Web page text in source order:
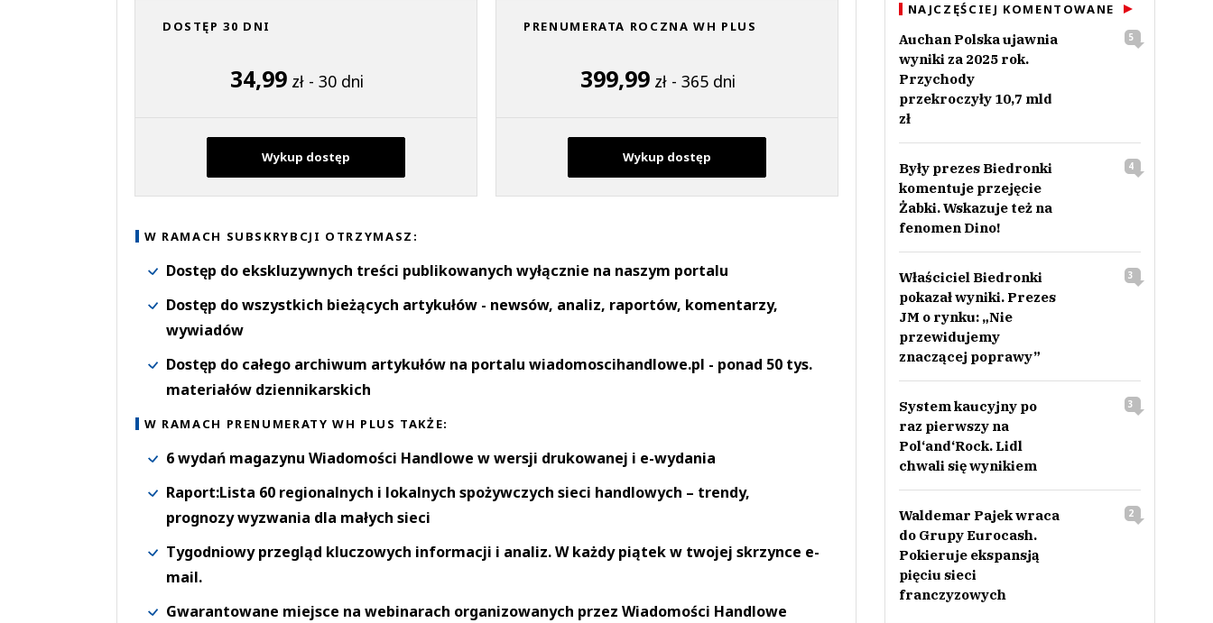
DOSTĘP 30 DNI
34,99 zł - 30 dni
Wykup dostęp
PRENUMERATA ROCZNA WH PLUS
399,99 zł - 365 dni
Wykup dostęp
W RAMACH SUBSKRYBCJI OTRZYMASZ:
Dostęp do ekskluzywnych treści publikowanych wyłącznie na naszym portalu
Dostęp do wszystkich bieżących artykułów - newsów, analiz, raportów, komentarzy,
wywiadów
Dostęp do całego archiwum artykułów na portalu wiadomoscihandlowe.pl - ponad 50 tys.
materiałów dziennikarskich
W RAMACH PRENUMERATY WH PLUS TAKŻE:
6 wydań magazynu Wiadomości Handlowe w wersji drukowanej i e-wydania
Raport:Lista 60 regionalnych i lokalnych spożywczych sieci handlowych – trendy,
prognozy wyzwania dla małych sieci
Tygodniowy przegląd kluczowych informacji i analiz. W każdy piątek w twojej skrzynce e-
mail.
Gwarantowane miejsce na webinarach organizowanych przez Wiadomości Handlowe
NAJCZĘŚCIEJ KOMENTOWANE
Auchan Polska ujawnia
wyniki za 2025 rok.
Przychody
przekroczyły 10,7 mld
zł
5
Były prezes Biedronki
komentuje przejęcie
Żabki. Wskazuje też na
fenomen Dino!
4
Właściciel Biedronki
pokazał wyniki. Prezes
JM o rynku: „Nie
przewidujemy
znaczącej poprawy”
3
System kaucyjny po
raz pierwszy na
Pol‘and‘Rock. Lidl
chwali się wynikiem
3
Waldemar Pajek wraca
do Grupy Eurocash.
Pokieruje ekspansją
pięciu sieci
franczyzowych
2